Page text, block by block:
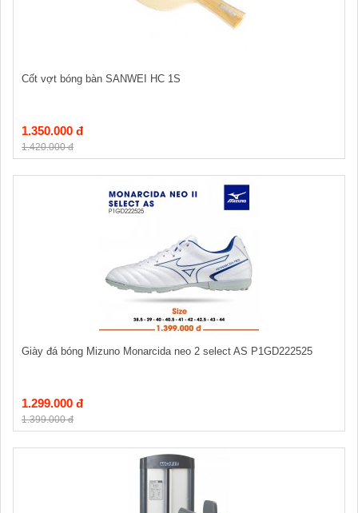
Cốt vợt bóng bàn SANWEI HC 1S
1.350.000 đ
1.420.000 đ
Giày đá bóng Mizuno Monarcida neo 2 select AS P1GD222525
1.299.000 đ
1.399.000 đ